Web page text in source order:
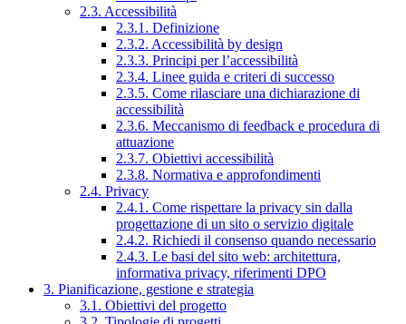
2.3. Accessibilità
2.3.1. Definizione
2.3.2. Accessibilità by design
2.3.3. Principi per l’accessibilità
2.3.4. Linee guida e criteri di successo
2.3.5. Come rilasciare una dichiarazione di
accessibilità
2.3.6. Meccanismo di feedback e procedura di
attuazione
2.3.7. Obiettivi accessibilità
2.3.8. Normativa e approfondimenti
2.4. Privacy
2.4.1. Come rispettare la privacy sin dalla
progettazione di un sito o servizio digitale
2.4.2. Richiedi il consenso quando necessario
2.4.3. Le basi del sito web: architettura,
informativa privacy, riferimenti DPO
3. Pianificazione, gestione e strategia
3.1. Obiettivi del progetto